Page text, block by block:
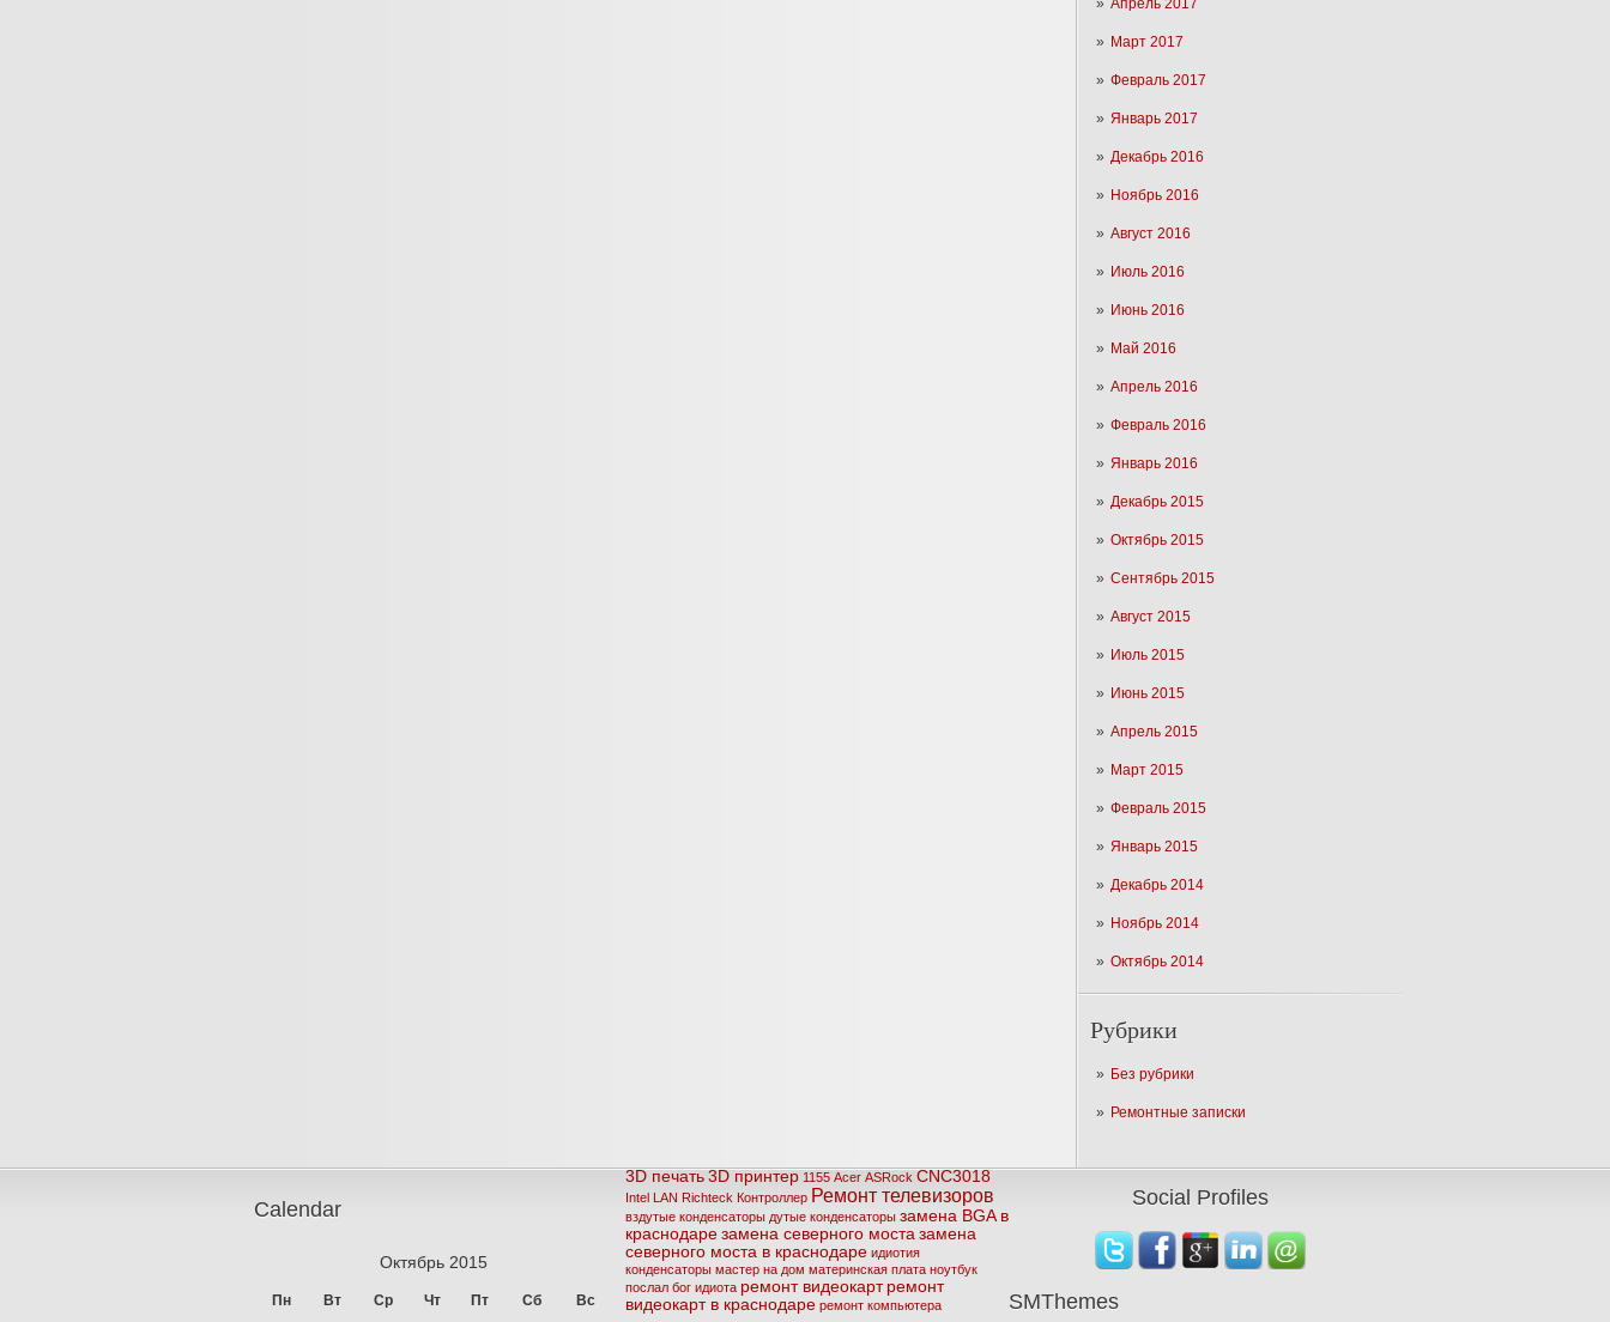
Апрель 2017
Март 2017
Февраль 2017
Январь 2017
Декабрь 2016
Ноябрь 2016
Август 2016
Июль 2016
Июнь 2016
Май 2016
Апрель 2016
Февраль 2016
Январь 2016
Декабрь 2015
Октябрь 2015
Сентябрь 2015
Август 2015
Июль 2015
Июнь 2015
Апрель 2015
Март 2015
Февраль 2015
Январь 2015
Декабрь 2014
Ноябрь 2014
Октябрь 2014
Рубрики
Без рубрики
Ремонтные записки
Calendar
Октябрь 2015
Пн Вт Ср Чт Пт Сб Вс
3D печать 3D принтер 1155 Acer ASRock CNC3018
Intel LAN Richteck Контроллер Ремонт телевизоров
вздутые конденсаторы дутые конденсаторы замена BGA в
краснодаре замена северного моста замена
северного моста в краснодаре идиотия
конденсаторы мастер на дом материнская плата ноутбук
послал бог идиота ремонт видеокарт ремонт
видеокарт в краснодаре ремонт компьютера
Social Profiles
SMThemes